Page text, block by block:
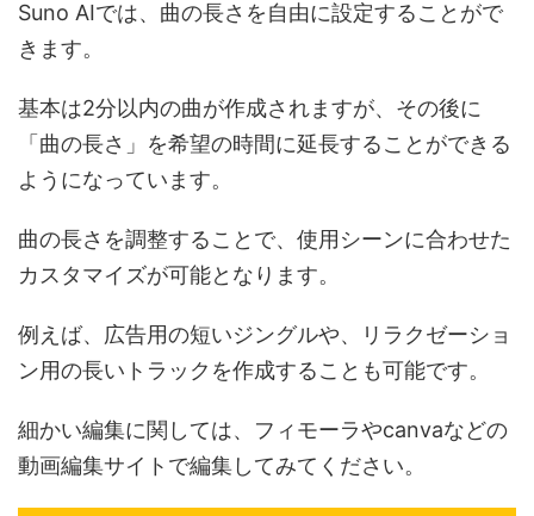
Suno AIでは、曲の長さを自由に設定することがで
きます。
基本は2分以内の曲が作成されますが、その後に
「曲の長さ」を希望の時間に延長することができる
ようになっています。
曲の長さを調整することで、使用シーンに合わせた
カスタマイズが可能となります。
例えば、広告用の短いジングルや、リラクゼーショ
ン用の長いトラックを作成することも可能です。
細かい編集に関しては、フィモーラやcanvaなどの
動画編集サイトで編集してみてください。